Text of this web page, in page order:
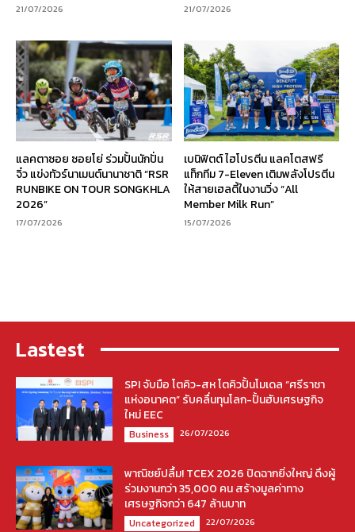
21/07/2026 21/07/2026
แลคตาซอย ซอยโย่ ร่วมปั้นนักปั่น
จิ๋ว แข่งทัวร์นาเมนต์นานาชาติ “RSR
RUNBIKE ON TOUR SONGKHLA
2026”
17/07/2026
เบนิฟิตต์ ไฮโปรตีน แลคโตสฟรี
แท็กทีม 7-Eleven เติมพลังโปรตีน
ให้สายเฮลตี้ในงานวิ่ง “All
Member Milk Run”
15/07/2026
Lastest
SPI จับมือ โตคิว-สห โตคิวปั้นโมเดล “ศรีราชา
แห่งอนาคต” รับคลื่นทุนโลก-ปั้นฮับเศรษฐกิจ
ใหม่ EEC
Business 26/07/2026
พาณิชย์ปลื้ม! TCEX 2026 ปิดฉากยิ่งใหญ่ ดึงผู้
ร่วมงานกว่า 35,000 คน สร้างมูลค่าทาง
เศรษฐกิจกว่า 647 ล้านบาท
Uncategorized 22/07/2026